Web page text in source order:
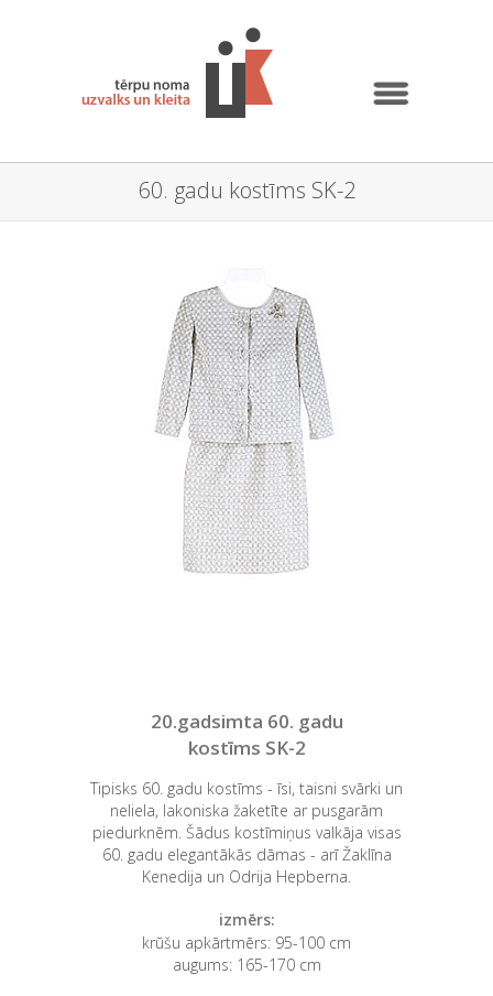
60. gadu kostīms SK-2
20.gadsimta 60. gadu
kostīms SK-2
Tipisks 60. gadu kostīms - īsi, taisni svārki un
neliela, lakoniska žaketīte ar pusgarām
piedurknēm. Šādus kostīmiņus valkāja visas
60. gadu elegantākās dāmas - arī Žaklīna
Kenedija un Odrija Hepberna.
izmērs:
krūšu apkārtmērs: 95-100 cm
augums: 165-170 cm